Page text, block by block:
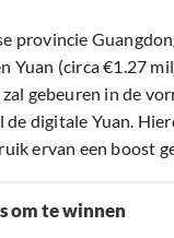
provincie
Yuan (circa €1.27
gebeuren in de
de digitale Yuan.
ervan een boost
om te winnen